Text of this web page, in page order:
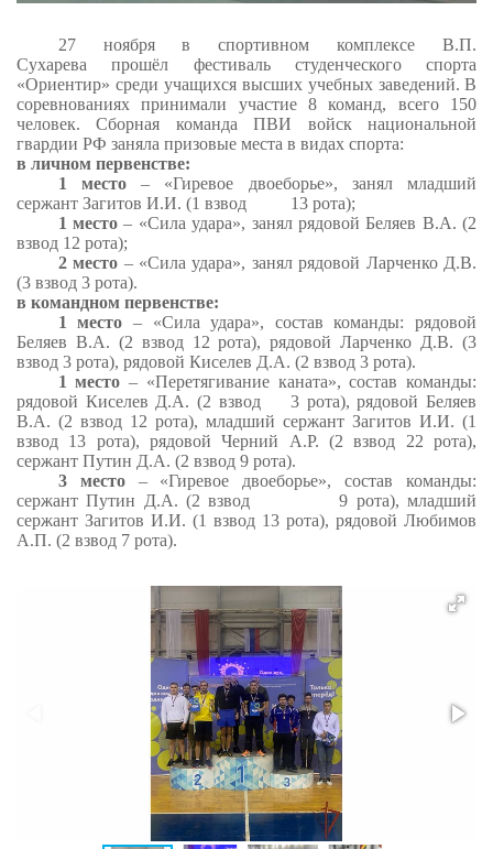
27 ноября в спортивном комплексе В.П.
Сухарева прошёл фестиваль студенческого спорта
«Ориентир» среди учащихся высших учебных заведений. В
соревнованиях принимали участие 8 команд, всего 150
человек. Сборная команда ПВИ войск национальной
гвардии РФ заняла призовые места в видах спорта:
в личном первенстве:
1 место– «Гиревое двоеборье», занял младший
сержант Загитов И.И. (1 взвод 13 рота);
1 место – «Сила удара», занял рядовой Беляев В.А. (2
взвод 12 рота);
2 место – «Сила удара», занял рядовой Ларченко Д.В.
(3 взвод 3 рота).
в командном первенстве:
1 место – «Сила удара», состав команды: рядовой
Беляев В.А. (2 взвод 12 рота), рядовой Ларченко Д.В. (3
взвод 3 рота), рядовой Киселев Д.А. (2 взвод 3 рота).
1 место – «Перетягивание каната», состав команды:
рядовой Киселев Д.А. (2 взвод 3 рота), рядовой Беляев
В.А. (2 взвод 12 рота), младший сержант Загитов И.И. (1
взвод 13 рота), рядовой Черний А.Р. (2 взвод 22 рота),
сержант Путин Д.А. (2 взвод 9 рота).
3 место– «Гиревое двоеборье», состав команды:
сержант Путин Д.А. (2 взвод 9 рота), младший
сержант Загитов И.И. (1 взвод 13 рота), рядовой Любимов
А.П. (2 взвод 7 рота).